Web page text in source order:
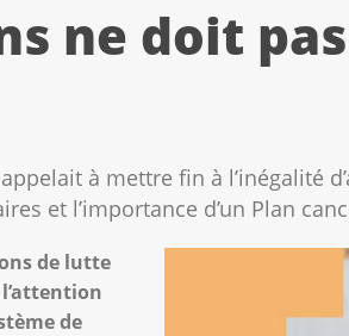
ne doit
à mettre fin à l’inégalité
et l’importance d’un Plan
de lutte
de